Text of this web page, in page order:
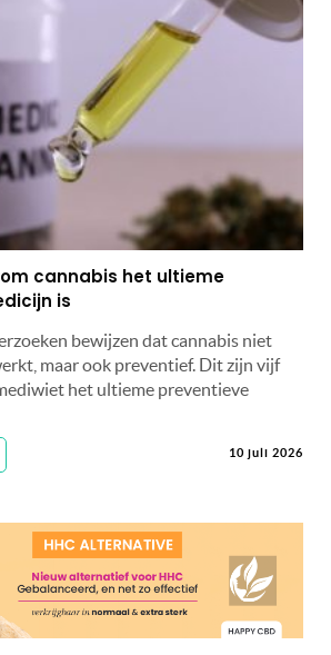
cannabis het ultieme
is
bewijzen dat cannabis niet
maar ook preventief. Dit zijn vijf
het ultieme preventieve
10 juli 2026